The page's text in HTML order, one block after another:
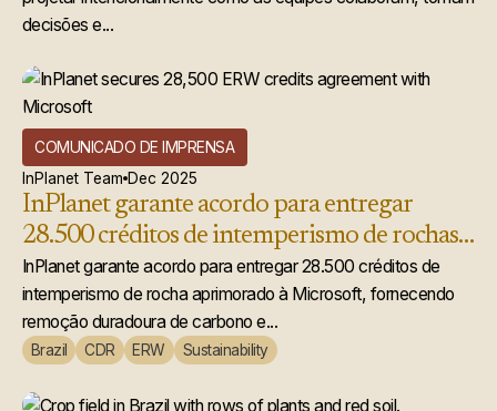
decisões e...
COMUNICADO DE IMPRENSA
InPlanet Team Dec 2025
InPlanet garante acordo para entregar
28.500 créditos de intemperismo de rochas
acelerado à Microsoft
InPlanet garante acordo para entregar 28.500 créditos de
intemperismo de rocha aprimorado à Microsoft, fornecendo
remoção duradoura de carbono e...
Brazil CDR ERW Sustainability